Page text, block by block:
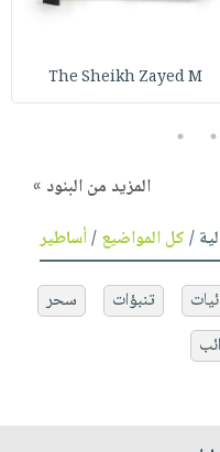
The Sheikh Zayed M
4
5
المزيد من البنود »
/كل المواضيع/أساطير
تنبؤات
سحر